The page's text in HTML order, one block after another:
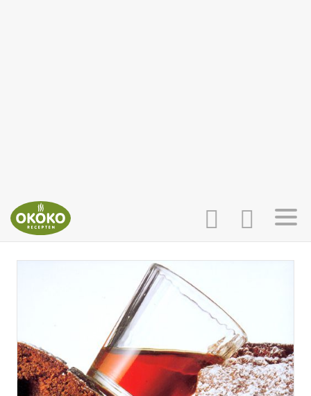
AANMELDEN
HOME
RECEPTEN
WEEKMENU'S